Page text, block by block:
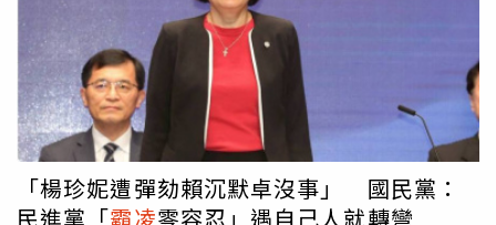
實、還原完整犯案時間軸、分析嫌犯心理狀況、追查槍枝取
得過程、比對電腦及手機等數位鑑識資料，以及調查是否還
有其他因素共同促成這起震驚泰國社會的校園槍擊悲劇，希
望完整還原案件真相。《CTWANT》關心您：如果您覺得痛
苦、似乎沒有出路，您並不孤單，請撥打1925。
告、會亂講飲料害她發胖又長不高，足以營造敵意及不友善
的學習環境。但依據四年級導師的說法，當時負責登記飲料
名單的學生在教室裡拿出一張白紙，公開說「要喝飲料趕快
來登記」，開放所有同學自行填上姓名，另有一名老師和一
名學生也說，遭申訴的男老師並未針對該名女學生刻意不請
飲料或要求同學不跟她玩。只有一名學生的訪談內容較為特
殊，提到男老師請飲料之前有說「不是特別想要請」該名女
學生，其實想請她喝但怕她會亂講「這種飲料會害她發胖、
「楊珍妮遭彈劾賴沉默卓沒事」 國民黨：
民進黨「霸凌零容忍」遇自己人就轉彎